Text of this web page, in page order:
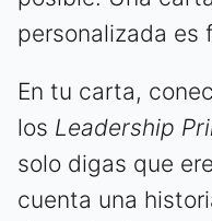
personalizada es
En tu carta,
los Leadership
solo digas que
cuenta una